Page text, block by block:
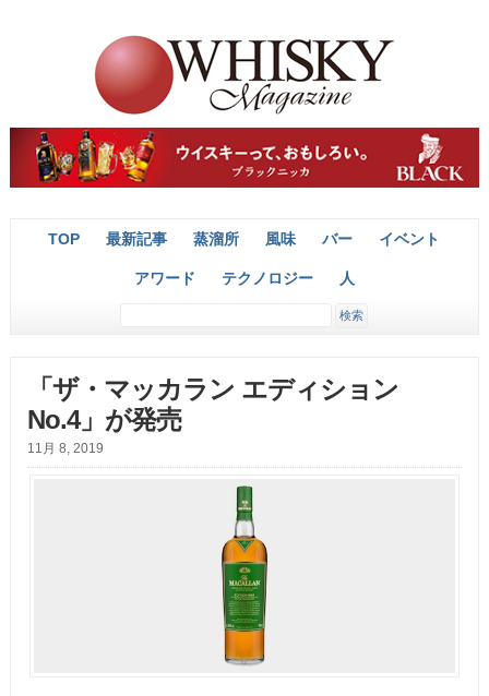
TOP 最新記事 蒸溜所 風味 バー イベント
アワード テクノロジー 人
「ザ・マッカラン エディション
No.4」が発売
11月 8, 2019